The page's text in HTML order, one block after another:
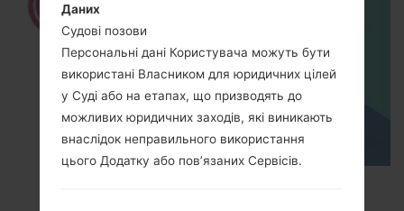
Даних
Судові позови
Персональні дані Користувача можуть бути
використані Власником для юридичних цілей
у Суді або на етапах, що призводять до
можливих юридичних заходів, які виникають
внаслідок неправильного використання
цього Додатку або пов’язаних Сервісів.